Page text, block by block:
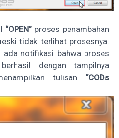
“OPEN” proses penambahan
tidak terlihat prosesnya.
ada notifikasi bahwa proses
dengan tampilnya
tulisan “CODs